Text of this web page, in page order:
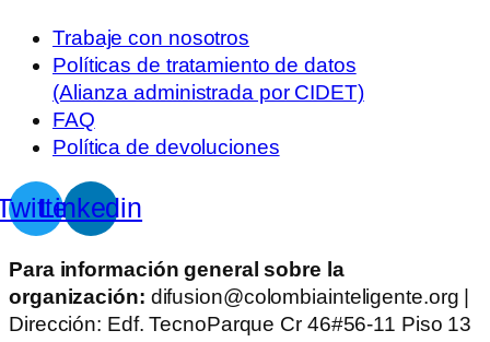
Trabaje con nosotros
Políticas de tratamiento de datos
(Alianza administrada por CIDET)
FAQ
Política de devoluciones
Linkedin
Para información general sobre la
organización: difusion@colombiainteligente.org |
Dirección: Edf. TecnoParque Cr 46#56-11 Piso 13